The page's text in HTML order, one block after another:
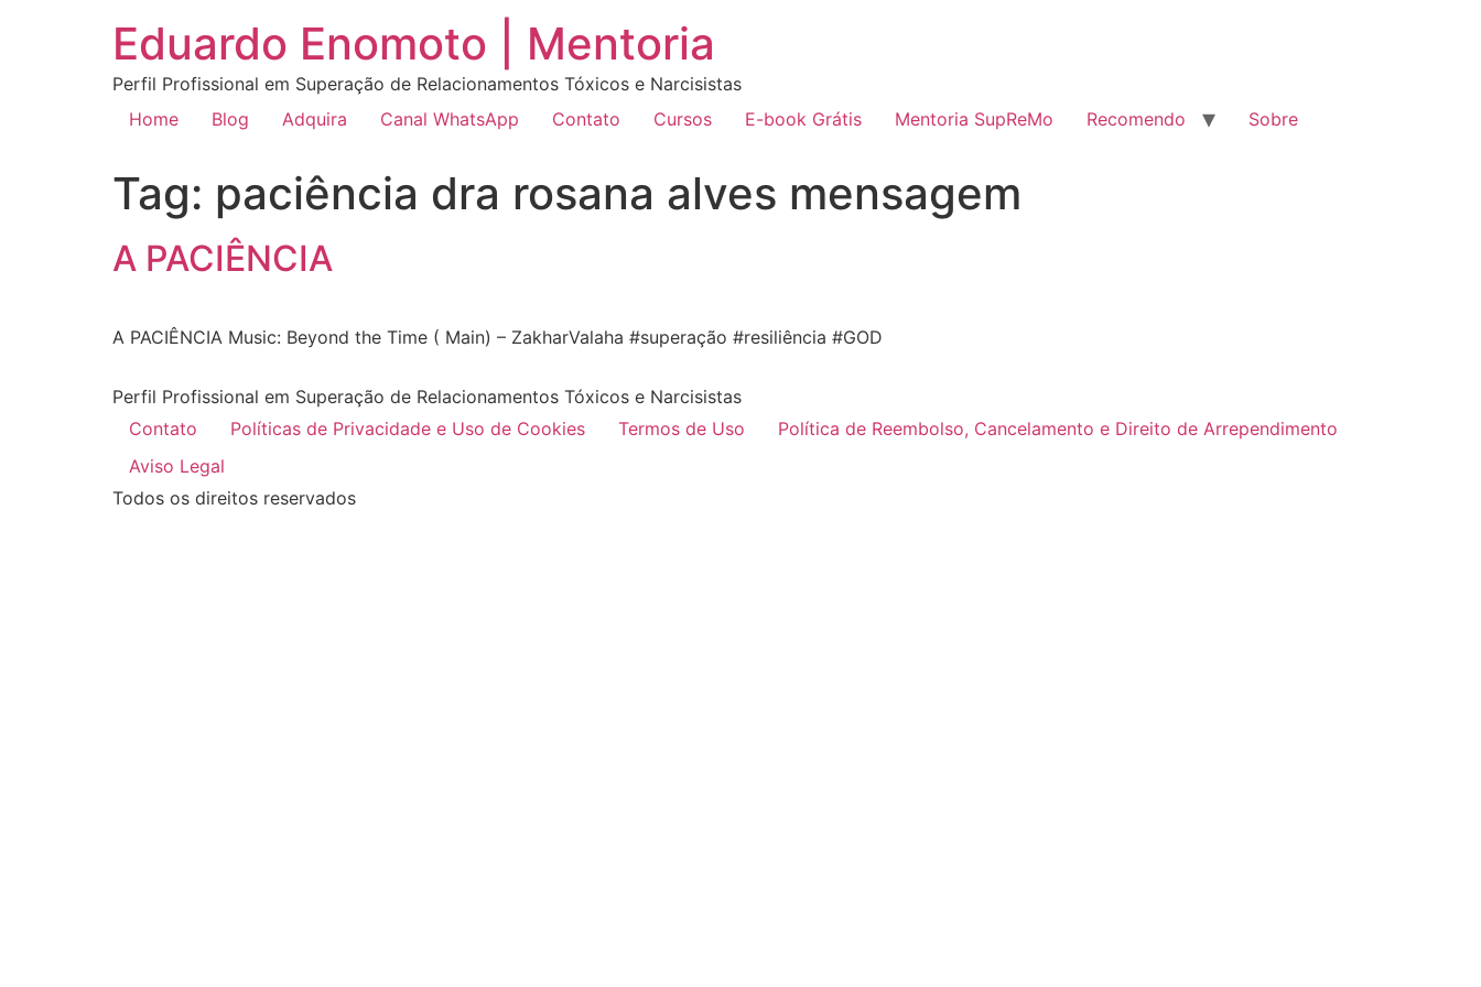
Eduardo Enomoto | Mentoria
Perfil Profissional em Superação de Relacionamentos Tóxicos e Narcisistas
Home
Blog Adquira Canal WhatsApp Contato Cursos E-book Grátis Mentoria SupReMo Recomendo Sobre
Tag: paciência dra rosana alves mensagem
A PACIÊNCIA
A PACIÊNCIA Music: Beyond the Time ( Main) – ZakharValaha #superação #resiliência #GOD
Perfil Profissional em Superação de Relacionamentos Tóxicos e Narcisistas
Contato
Políticas de Privacidade e Uso de Cookies Termos de Uso
Política de Reembolso, Cancelamento e Direito de Arrependimento
Aviso Legal
Todos os direitos reservados